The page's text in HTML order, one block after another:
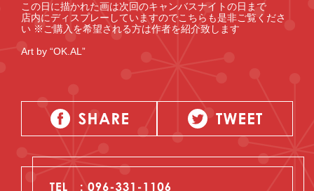
この日に描かれた画は次回のキャンバスナイトの日まで
店内にディスプレーしていますのでこちらも是非ご覧くださ
い ※ご購入を希望される方は作者を紹介致します
Art by “OK.AL”